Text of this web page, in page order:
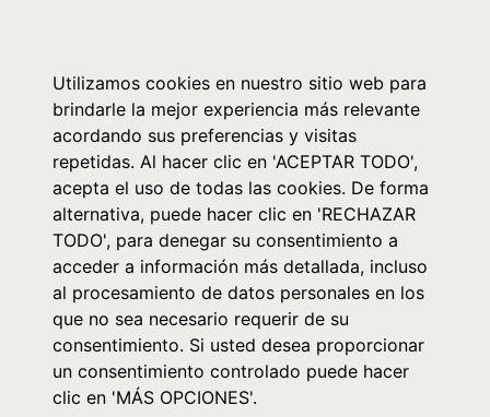
Utilizamos cookies en nuestro sitio web para
brindarle la mejor experiencia más relevante
acordando sus preferencias y visitas
repetidas. Al hacer clic en 'ACEPTAR TODO',
acepta el uso de todas las cookies. De forma
alternativa, puede hacer clic en 'RECHAZAR
TODO', para denegar su consentimiento a
acceder a información más detallada, incluso
al procesamiento de datos personales en los
que no sea necesario requerir de su
consentimiento. Si usted desea proporcionar
un consentimiento controlado puede hacer
clic en 'MÁS OPCIONES'.